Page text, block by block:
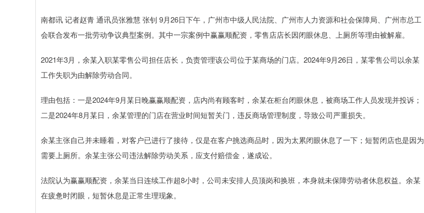
南都讯 记者赵青 通讯员张雅慧 张钊 9月26日下午，广州市中级人民法院、广州市人力资源和社会保障局、广州市总工
会联合发布一批劳动争议典型案例。其中一宗案例中赢赢顺配资，零售店店长因闭眼休息、上厕所等理由被解雇。
2021年3月，余某入职某零售公司担任店长，负责管理该公司位于某商场的门店。2024年9月26日，某零售公司以余某
工作失职为由解除劳动合同。
理由包括：一是2024年9月某日晚赢赢顺配资，店内尚有顾客时，余某在柜台闭眼休息，被商场工作人员发现并投诉；
二是2024年8月某日，余某管理的门店在营业时间短暂关门，违反商场管理制度，导致公司严重损失。
余某主张自己并未睡着，对客户已进行了接待，仅是在客户挑选商品时，因为太累闭眼休息了一下；短暂闭店也是因为
需要上厕所。余某主张公司违法解除劳动关系，应支付赔偿金，遂成讼。
法院认为赢赢顺配资，余某当日连续工作超8小时，公司未安排人员顶岗和换班，本身就未保障劳动者休息权益。余某
在疲惫时闭眼，短暂休息是正常生理现象。